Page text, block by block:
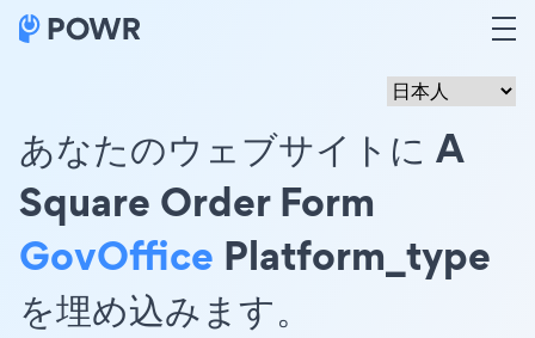
あなたのウェブサイトに A
Square Order Form
GovOffice Platform_type
を埋め込みます。